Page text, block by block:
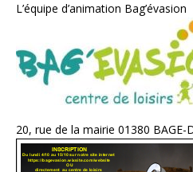
L’équipe d’animation Bag’évasion
20, rue de la mairie 01380 BAGE-